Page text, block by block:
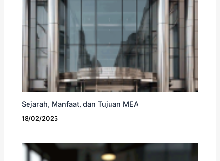
Sejarah, Manfaat, dan Tujuan MEA
18/02/2025